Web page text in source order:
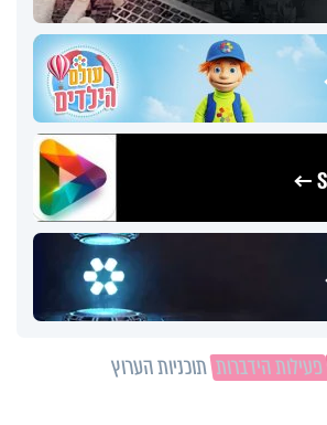
פעילות הידברות תוכניות הערוץ